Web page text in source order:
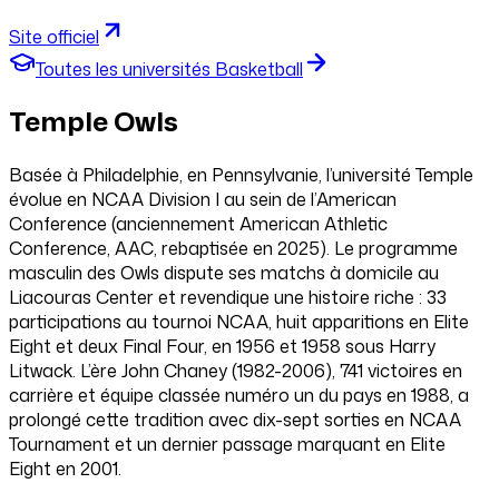
Site officiel
Toutes les universités Basketball
Temple Owls
Basée à Philadelphie, en Pennsylvanie, l’université Temple
évolue en NCAA Division I au sein de l’American
Conference (anciennement American Athletic
Conference, AAC, rebaptisée en 2025). Le programme
masculin des Owls dispute ses matchs à domicile au
Liacouras Center et revendique une histoire riche : 33
participations au tournoi NCAA, huit apparitions en Elite
Eight et deux Final Four, en 1956 et 1958 sous Harry
Litwack. L’ère John Chaney (1982-2006), 741 victoires en
carrière et équipe classée numéro un du pays en 1988, a
prolongé cette tradition avec dix-sept sorties en NCAA
Tournament et un dernier passage marquant en Elite
Eight en 2001.